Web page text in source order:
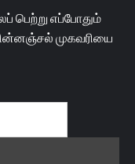
எப்போதும்
முகவரியை